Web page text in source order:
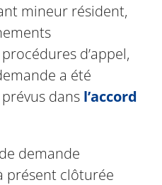
mineur résident,
d’appel,
a été
dans l’accord
demande
présent clôturée